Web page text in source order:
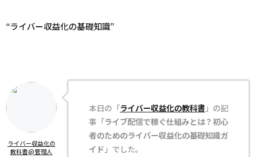
“ライバー収益化の基礎知識”
ライバー収益化の
教科書@管理人
本日の「ライバー収益化の教科書」の記
事「ライブ配信で稼ぐ仕組みとは？初心
者のためのライバー収益化の基礎知識ガ
イド 」でした。